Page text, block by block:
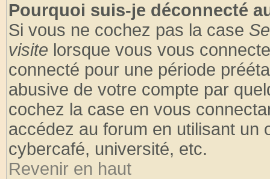
Pourquoi suis-je déconnecté
Si vous ne cochez pas la case
visite lorsque vous vous
connecté pour une période
abusive de votre compte par
cochez la case en vous
accédez au forum en utilisant un
cybercafé, université, etc.
Revenir en haut